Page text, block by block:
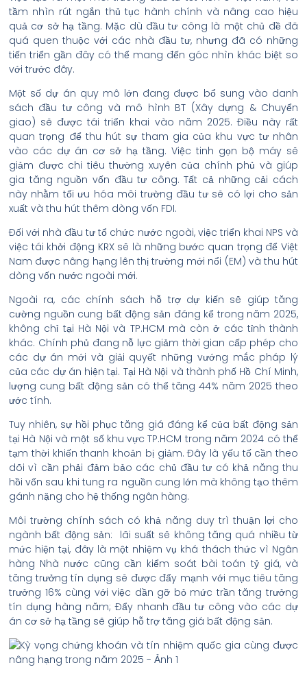
tầm nhìn rút ngắn thủ tục hành chính và nâng cao hiệu
quả cơ sở hạ tầng. Mặc dù đầu tư công là một chủ đề đã
quá quen thuộc với các nhà đầu tư, nhưng đã có những
tiến triển gần đây có thể mang đến góc nhìn khác biệt so
với trước đây.
Một số dự án quy mô lớn đang được bổ sung vào danh
sách đầu tư công và mô hình BT (Xây dựng & Chuyển
giao) sẽ được tái triển khai vào năm 2025. Điều này rất
quan trọng để thu hút sự tham gia của khu vực tư nhân
vào các dự án cơ sở hạ tầng. Việc tinh gọn bộ máy sẽ
giảm được chi tiêu thường xuyên của chính phủ và giúp
gia tăng nguồn vốn đầu tư công. Tất cả những cải cách
này nhằm tối ưu hóa môi trường đầu tư sẽ có lợi cho sản
xuất và thu hút thêm dòng vốn FDI.
Đối với nhà đầu tư tổ chức nước ngoài, việc triển khai NPS và
việc tái khởi động KRX sẽ là những bước quan trọng để Việt
Nam được nâng hạng lên thị trường mới nổi (EM) và thu hút
dòng vốn nước ngoài mới.
Ngoài ra, các chính sách hỗ trợ dự kiến sẽ giúp tăng
cường nguồn cung bất động sản đáng kể trong năm 2025,
không chỉ tại Hà Nội và TP.HCM mà còn ở các tỉnh thành
khác. Chính phủ đang nỗ lực giảm thời gian cấp phép cho
các dự án mới và giải quyết những vướng mắc pháp lý
của các dự án hiện tại. Tại Hà Nội và thành phố Hồ Chí Minh,
lượng cung bất động sản có thể tăng 44% năm 2025 theo
ước tính.
Tuy nhiên, sự hồi phục tăng giá đáng kể của bất động sản
tại Hà Nội và một số khu vực TP.HCM trong năm 2024 có thể
tạm thời khiến thanh khoản bị giảm. Đây là yếu tố cần theo
dõi vì cần phải đảm bảo các chủ đầu tư có khả năng thu
hồi vốn sau khi tung ra nguồn cung lớn mà không tạo thêm
gánh nặng cho hệ thống ngân hàng.
Môi trường chính sách có khả năng duy trì thuận lợi cho
ngành bất động sản: lãi suất sẽ không tăng quá nhiều từ
mức hiện tại, đây là một nhiệm vụ khá thách thức vì Ngân
hàng Nhà nước cũng cần kiểm soát bài toán tỷ giá, và
tăng trưởng tín dụng sẽ được đẩy mạnh với mục tiêu tăng
trưởng 16% cùng với việc dần gỡ bỏ mức trần tăng trưởng
tín dụng hàng năm; Đẩy nhanh đầu tư công vào các dự
án cơ sở hạ tầng sẽ giúp hỗ trợ tăng giá bất động sản.